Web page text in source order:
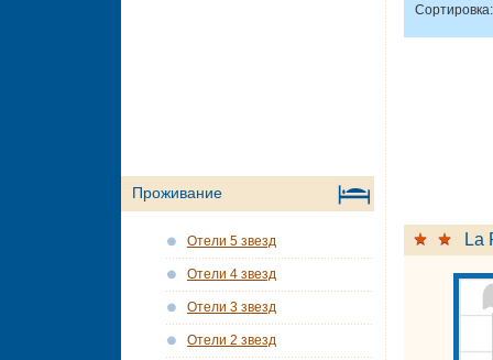
Сортировка:
La
Проживание
Отели 5 звезд
Отели 4 звезд
Отели 3 звезд
Отели 2 звезд